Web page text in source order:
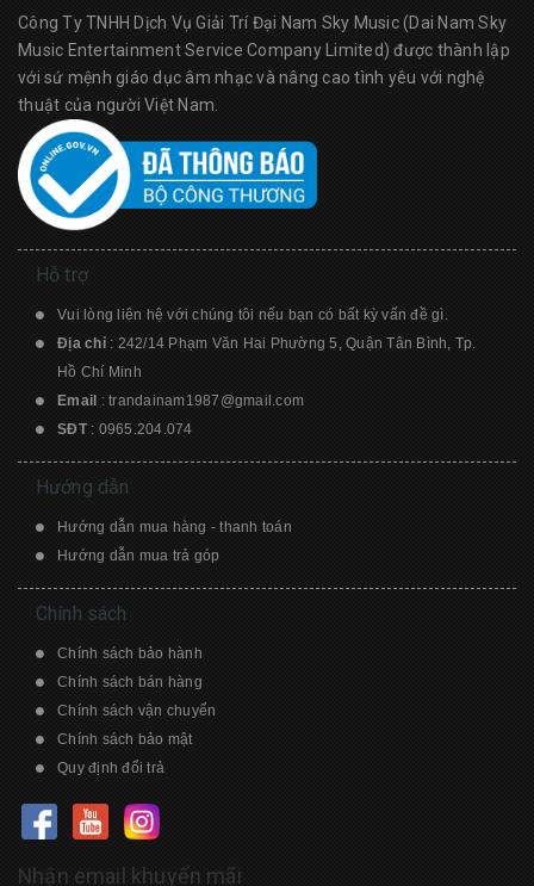
Công Ty TNHH Dịch Vụ Giải Trí Đại Nam Sky Music (Dai Nam Sky
Music Entertainment Service Company Limited) được thành lập
với sứ mệnh giáo dục âm nhạc và nâng cao tình yêu với nghệ
thuật của người Việt Nam.
Hỗ trợ
Vui lòng liên hệ với chúng tôi nếu bạn có bất kỳ vấn đề gì.
Địa chỉ : 242/14 Phạm Văn Hai Phường 5, Quận Tân Bình, Tp.
Hồ Chí Minh
Email : trandainam1987@gmail.com
SĐT : 0965.204.074
Hướng dẫn
Hướng dẫn mua hàng - thanh toán
Hướng dẫn mua trả góp
Chính sách
Chính sách bảo hành
Chính sách bán hàng
Chính sách vận chuyển
Chính sách bảo mật
Quy định đổi trả
Nhận email khuyến mãi